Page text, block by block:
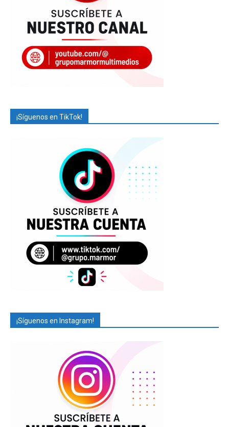
¡Síguenos en TikTok!
¡Síguenos en Instagram!